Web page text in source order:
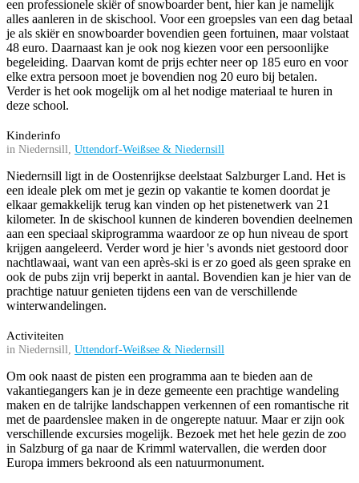
een professionele skiër of snowboarder bent, hier kan je namelijk
alles aanleren in de skischool. Voor een groepsles van een dag betaal
je als skiër en snowboarder bovendien geen fortuinen, maar volstaat
48 euro. Daarnaast kan je ook nog kiezen voor een persoonlijke
begeleiding. Daarvan komt de prijs echter neer op 185 euro en voor
elke extra persoon moet je bovendien nog 20 euro bij betalen.
Verder is het ook mogelijk om al het nodige materiaal te huren in
deze school.
Kinderinfo
in Niedernsill, Uttendorf-Weißsee & Niedernsill
Niedernsill ligt in de Oostenrijkse deelstaat Salzburger Land. Het is
een ideale plek om met je gezin op vakantie te komen doordat je
elkaar gemakkelijk terug kan vinden op het pistenetwerk van 21
kilometer. In de skischool kunnen de kinderen bovendien deelnemen
aan een speciaal skiprogramma waardoor ze op hun niveau de sport
krijgen aangeleerd. Verder word je hier 's avonds niet gestoord door
nachtlawaai, want van een après-ski is er zo goed als geen sprake en
ook de pubs zijn vrij beperkt in aantal. Bovendien kan je hier van de
prachtige natuur genieten tijdens een van de verschillende
winterwandelingen.
Activiteiten
in Niedernsill, Uttendorf-Weißsee & Niedernsill
Om ook naast de pisten een programma aan te bieden aan de
vakantiegangers kan je in deze gemeente een prachtige wandeling
maken en de talrijke landschappen verkennen of een romantische rit
met de paardenslee maken in de ongerepte natuur. Maar er zijn ook
verschillende excursies mogelijk. Bezoek met het hele gezin de zoo
in Salzburg of ga naar de Krimml watervallen, die werden door
Europa immers bekroond als een natuurmonument.